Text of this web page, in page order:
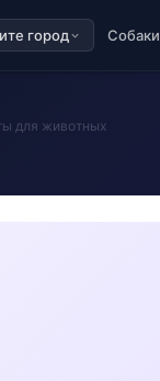
город Собаки
для животных